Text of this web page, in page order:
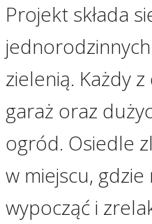
Projekt składa
zielenią. Każdy
garaż oraz
ogród. Osiedle
w miejscu,
wypocząć i